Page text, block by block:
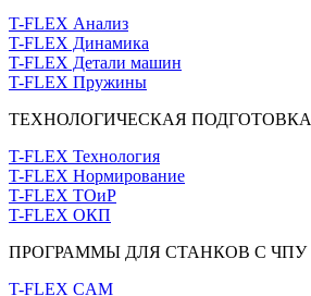
T-FLEX Анализ
T-FLEX Динамика
T-FLEX Детали машин
T-FLEX Пружины
ТЕХНОЛОГИЧЕСКАЯ ПОДГОТОВКА
T-FLEX Технология
T-FLEX Нормирование
T-FLEX ТОиР
T-FLEX ОКП
ПРОГРАММЫ ДЛЯ СТАНКОВ С ЧПУ
T-FLEX CAM